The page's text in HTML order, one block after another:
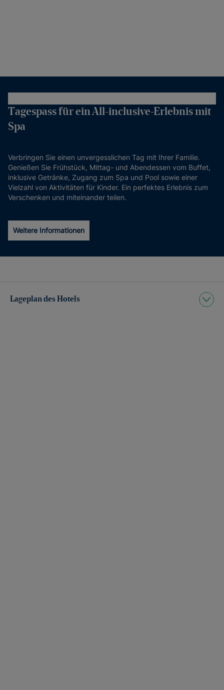
Tagespass für ein All-inclusive-Erlebnis mit
Spa
Verbringen Sie einen unvergesslichen Tag mit Ihrer Familie.
Genießen Sie Frühstück, Mittag- und Abendessen vom Buffet,
inklusive Getränke, Zugang zum Spa und Pool sowie einer
Vielzahl von Aktivitäten für Kinder. Ein perfektes Erlebnis zum
Verschenken und miteinander teilen.
Weitere Informationen
Lageplan des Hotels